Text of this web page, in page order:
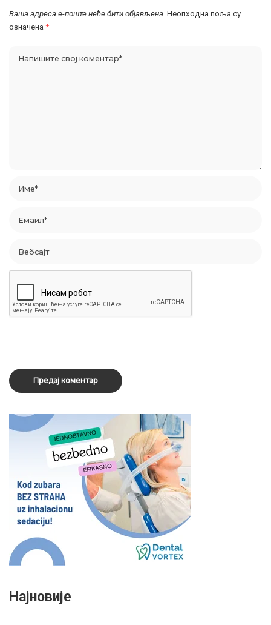
Ваша адреса е-поште неће бити објављена. Неопходна поља су
означена *
Најновије